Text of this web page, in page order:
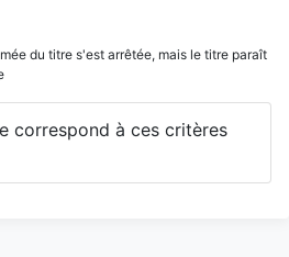
du titre s'est arrêtée, mais le titre paraît
correspond à ces critères